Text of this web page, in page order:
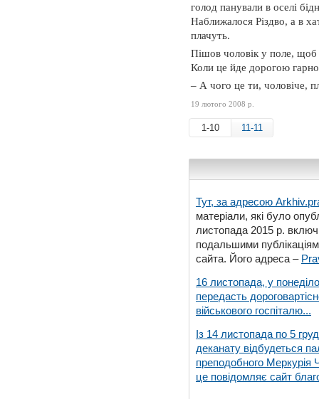
голод панували в оселі
Наближалося Різдво, а в
плачуть.
Пішов чоловік у поле, щоб
Коли це йде дорогою
– А чого це ти, чоловіче,
19 лютого 2008 р.
1-10 11-11
Тут, за адресою
матеріали, які було
листопада 2015 р.
подальшими
сайта. Його адреса –
16 листопада, у
передасть
військового госпіталю...
Із 14 листопада по 5
деканату відбудеться
преподобного Меркурія
це повідомляє сайт